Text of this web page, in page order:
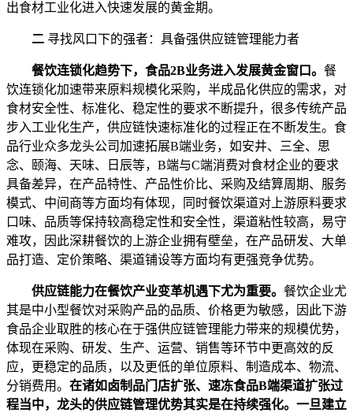
出食材工业化进入快速发展的黄金期。
二 寻找风口下的强者：具备强供应链管理能力者
餐饮连锁化趋势下，食品2B业务进入发展黄金窗口。 餐
饮连锁化加速带来原料规模化采购，半成品化供应的需求，对
食材安全性、标准化、稳定性的要求不断提升，很多传统产品
步入工业化生产，供应链快速标准化的过程正在不断发生。食
品行业众多龙头公司加速拓展B端业务，如安井、三全、思
念、颐海、天味、日辰等，B端与C端消费对食材企业的要求
具备差异，在产品特性、产品性价比、采购及结算周期、服务
模式、中间商等方面均有体现，同时餐饮渠道对上游原料要求
口味、品质等保持较高稳定性和安全性，渠道粘性较高，易守
难攻，因此深耕餐饮的上游企业拥有壁垒，在产品研发、大单
品打造、定价策略、渠道铺设等方面均有更强竞争优势。
供应链能力在餐饮产业变革机遇下尤为重要。 餐饮企业尤
其是中小型餐饮对采购产品的品质、价格更为敏感，因此下游
食品企业取胜的核心在于强供应链管理能力带来的规模优势，
体现在采购、研发、生产、运营、销售等环节中更高效的反
应，更稳定的品质，以及更低的单位原料、制造成本、物流、
分销费用。 在诸如卤制品门店扩张、速冻食品B端渠道扩张过
程当中，龙头的供应链管理优势其实是在持续强化。一旦建立